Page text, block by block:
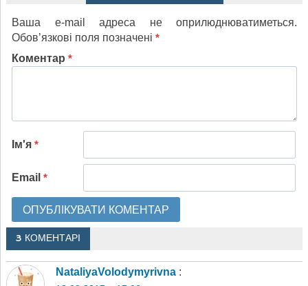
Ваша e-mail адреса не оприлюднюватиметься.
Обов’язкові поля позначені *
Коментар *
Ім'я *
Email *
3 КОМЕНТАРІ
NataliyaVolodymyrivna :